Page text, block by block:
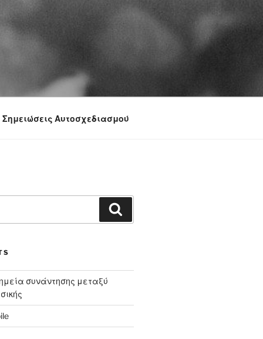
Σημειώσεις Αυτοσχεδιασμού
συνάντησης μεταξύ